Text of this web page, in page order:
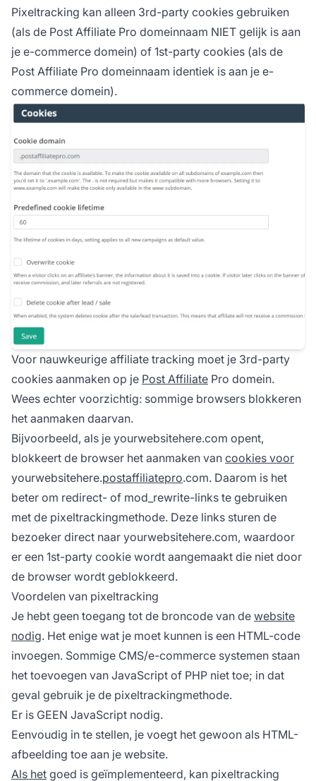
Pixeltracking kan alleen 3rd-party cookies gebruiken
(als de Post Affiliate Pro domeinnaam NIET gelijk is aan
je e-commerce domein) of 1st-party cookies (als de
Post Affiliate Pro domeinnaam identiek is aan je e-
commerce domein).
Voor nauwkeurige affiliate tracking moet je 3rd-party
cookies aanmaken op je Post Affiliate Pro domein.
Wees echter voorzichtig: sommige browsers blokkeren
het aanmaken daarvan.
Bijvoorbeeld, als je yourwebsitehere.com opent,
blokkeert de browser het aanmaken van cookies voor
yourwebsitehere.postaffiliatepro.com. Daarom is het
beter om redirect- of mod_rewrite-links te gebruiken
met de pixeltrackingmethode. Deze links sturen de
bezoeker direct naar yourwebsitehere.com, waardoor
er een 1st-party cookie wordt aangemaakt die niet door
de browser wordt geblokkeerd.
Voordelen van pixeltracking
Je hebt geen toegang tot de broncode van de website
nodig. Het enige wat je moet kunnen is een HTML-code
invoegen. Sommige CMS/e-commerce systemen staan
het toevoegen van JavaScript of PHP niet toe; in dat
geval gebruik je de pixeltrackingmethode.
Er is GEEN JavaScript nodig.
Eenvoudig in te stellen, je voegt het gewoon als HTML-
afbeelding toe aan je website.
Als het goed is geïmplementeerd, kan pixeltracking